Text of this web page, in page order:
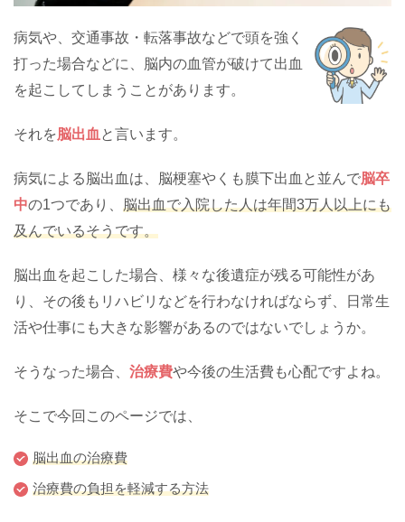
病気や、交通事故・転落事故などで頭を強く
打った場合などに、脳内の血管が破けて出血
を起こしてしまうことがあります。
それを脳出血 と言います。
病気による脳出血は、脳梗塞やくも膜下出血と並んで脳卒
中の1つであり、 脳出血で入院した人は年間3万人以上にも
及んでいるそうです。
脳出血を起こした場合、様々な後遺症が残る可能性があ
り、その後もリハビリなどを行わなければならず、日常生
活や仕事にも大きな影響があるのではないでしょうか。
そうなった場合、 治療費や今後の生活費も心配ですよね。
そこで今回このページでは、
脳出血の治療費
治療費の負担を軽減する方法